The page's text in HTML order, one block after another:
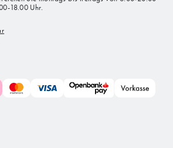
18.00 Uhr.